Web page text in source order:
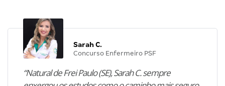
Sarah C.
Concurso Enfermeiro PSF
“Natural de Frei Paulo (SE), Sarah C. sempre